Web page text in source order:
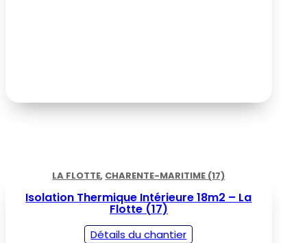
LA FLOTTE, CHARENTE-MARITIME (17)
Isolation Thermique Intérieure 18m2 – La
Flotte (17)
Détails du chantier